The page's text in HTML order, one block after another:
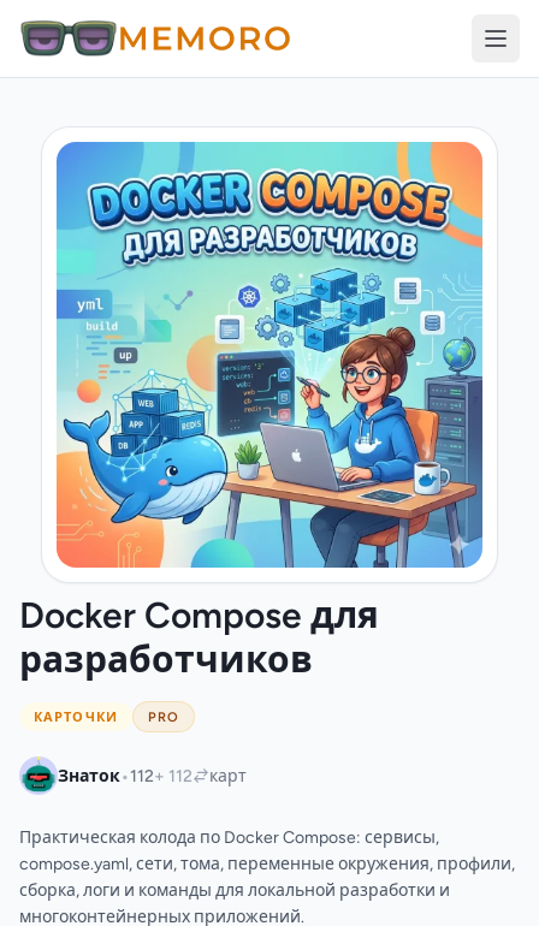
Docker Compose для
разработчиков
КАРТОЧКИ PRO
Знаток•112+ 112 карт
Практическая колода по Docker Compose: сервисы,
compose.yaml, сети, тома, переменные окружения, профили,
сборка, логи и команды для локальной разработки и
многоконтейнерных приложений.